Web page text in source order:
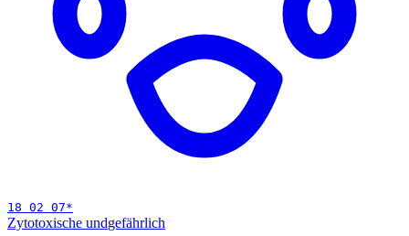
18 02 07*
Zytotoxische undgefährlich